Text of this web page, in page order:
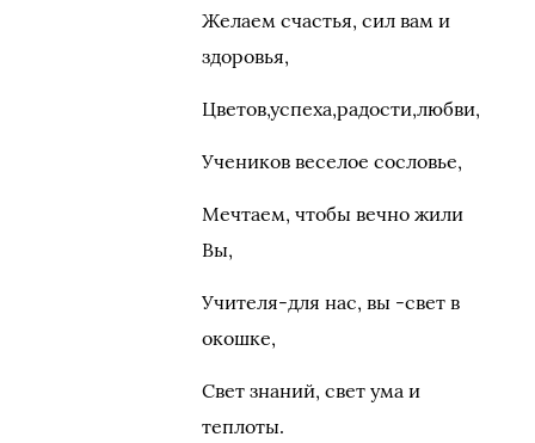
Желаем счастья, сил вам и
здоровья,
Цветов,успеха,радости,любви,
Учеников веселое сословье,
Мечтаем, чтобы вечно жили
Вы,
Учителя-для нас, вы -свет в
окошке,
Свет знаний, свет ума и
теплоты.